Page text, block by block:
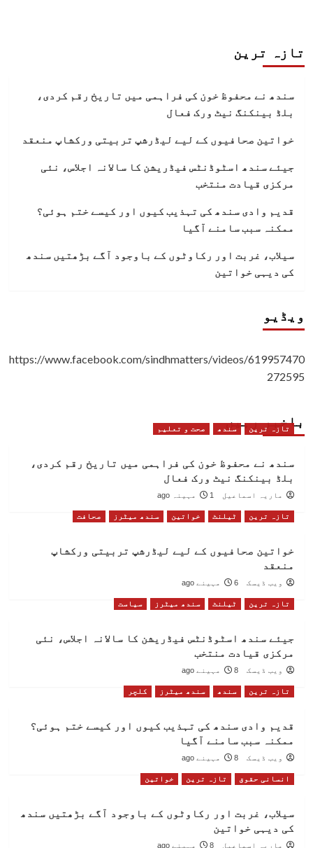
تازہ ترین
سندھ نے محفوظ خون کی فراہمی میں تاریخ رقم کردی،
بلڈ بینکنگ نیٹ ورک فعال
خواتین صحافیوں کے لیے لیڈرشپ تربیتی ورکشاپ منعقد
جیئے سندھ اسٹوڈنٹس فیڈریشن کا سالانہ اجلاس، نئی
مرکزی قیادت منتخب
قدیم وادی سندھ کی تہذیب کیوں اور کیسے ختم ہوئی؟
ممکنہ سبب سامنے آگیا
سیلاب، غربت اور رکاوٹوں کے باوجود آگے بڑھتیں سندھ
کی دیہی خواتین
ویڈیو
https://www.facebook.com/sindhmatters/videos/619957470
272595
باخبر رہیں
تازہ ترین سندھ صحت و تعلیم
سندھ نے محفوظ خون کی فراہمی میں تاریخ رقم کردی،
بلڈ بینکنگ نیٹ ورک فعال
ماریہ اسماعیل 1 مہینہ ago
تازہ ترین ٹیلنٹ خواتین سندھ میٹرز صحافت
خواتین صحافیوں کے لیے لیڈرشپ تربیتی ورکشاپ
منعقد
ویب ڈیسک 6 مہینے ago
تازہ ترین ٹیلنٹ سندھ میٹرز سیاست
جیئے سندھ اسٹوڈنٹس فیڈریشن کا سالانہ اجلاس، نئی
مرکزی قیادت منتخب
ویب ڈیسک 8 مہینے ago
تازہ ترین سندھ سندھ میٹرز کلچر
قدیم وادی سندھ کی تہذیب کیوں اور کیسے ختم ہوئی؟
ممکنہ سبب سامنے آگیا
ویب ڈیسک 8 مہینے ago
انسانی حقوق تازہ ترین خواتین
سیلاب، غربت اور رکاوٹوں کے باوجود آگے بڑھتیں سندھ
کی دیہی خواتین
ماریہ اسماعیل 8 مہینے ago